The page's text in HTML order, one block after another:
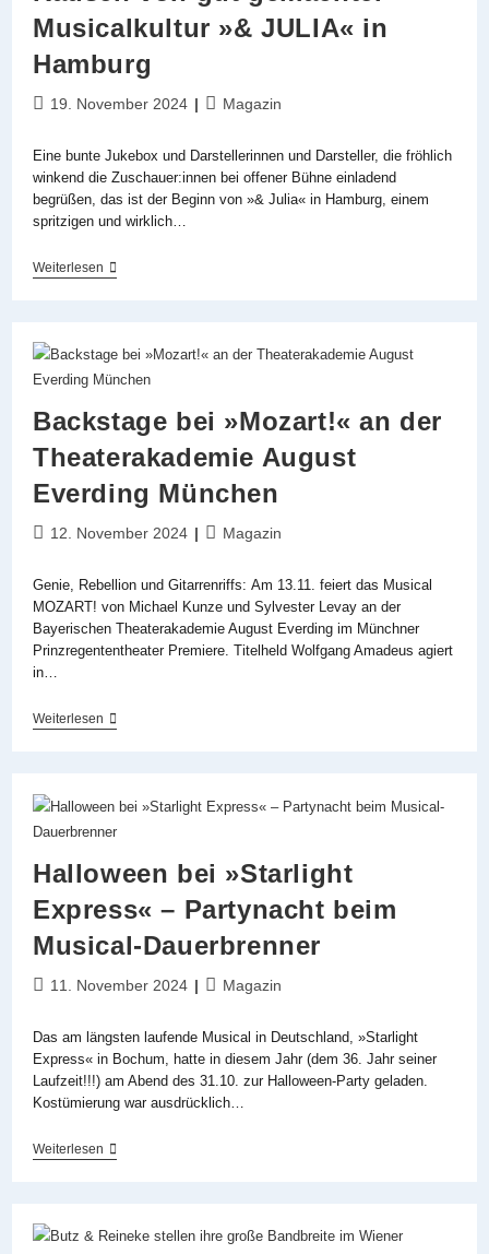
–
Blackman
Interview
Musicalkultur »& JULIA« in
Hamburg
Beitrag
19. November 2024
Beitrags-
Magazin
Eine bunte Jukebox und Darstellerinnen und Darsteller, die fröhlich
winkend die Zuschauer:innen bei offener Bühne einladend
begrüßen, das ist der Beginn von »& Julia« in Hamburg, einem
spritzigen und wirklich…
WeiterlesenFunkelnde
Von
Gut
Gemachter
»&
In
Backstage bei »Mozart!« an der
Theaterakademie August
Everding München
Beitrag
12. November 2024
Beitrags-
Magazin
Genie, Rebellion und Gitarrenriffs: Am 13.11. feiert das Musical
MOZART! von Michael Kunze und Sylvester Levay an der
Bayerischen Theaterakademie August Everding im Münchner
Prinzregententheater Premiere. Titelheld Wolfgang Amadeus agiert
in…
WeiterlesenBackstage
Theaterakademie
Everding
Halloween bei »Starlight
Express« – Partynacht beim
Musical-Dauerbrenner
Beitrag
11. November 2024
Beitrags-
Magazin
Das am längsten laufende Musical in Deutschland, »Starlight
Express« in Bochum, hatte in diesem Jahr (dem 36. Jahr seiner
Laufzeit!!!) am Abend des 31.10. zur Halloween-Party geladen.
Kostümierung war ausdrücklich…
WeiterlesenHalloween
Partynacht